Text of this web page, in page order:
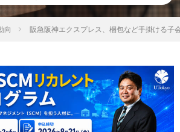
向 阪急阪神エクスプレス、梱包など手掛ける子